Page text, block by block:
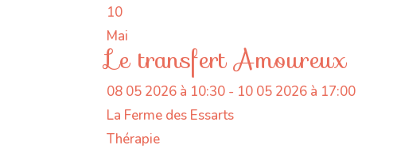
10
Mai
Le transfert Amoureux
08 05 2026 à 10:30 - 10 05 2026 à 17:00
La Ferme des Essarts
Thérapie